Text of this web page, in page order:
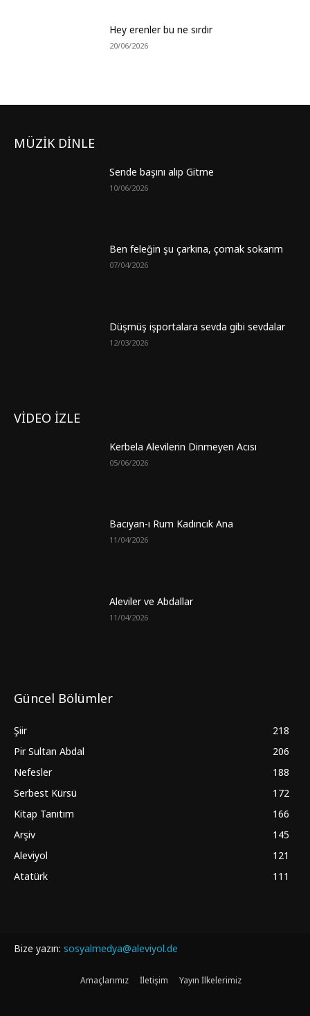
Hey erenler bu ne sırdır
20/06/2026
MÜZİK DİNLE
Sende başını alıp Gitme
10/06/2026
Ben feleğin şu çarkına, çomak sokarım
07/04/2026
Düşmüş işportalara sevda gibi sevdalar
12/03/2026
VİDEO İZLE
Kerbela Alevilerin Dinmeyen Acısı
05/06/2026
Bacıyan-ı Rum Kadıncık Ana
11/04/2026
Aleviler ve Abdallar
11/04/2026
Güncel Bölümler
Şiir
218
Pir Sultan Abdal
206
Nefesler
188
Serbest Kürsü
172
Kitap Tanıtım
166
Arşiv
145
Aleviyol
121
Atatürk
111
Bize yazın: sosyalmedya@aleviyol.de
Amaçlarımız İletişim Yayın İlkelerimiz